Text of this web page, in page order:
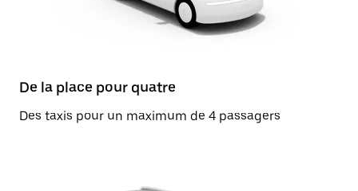
De la place pour quatre
Des taxis pour un maximum de 4 passagers